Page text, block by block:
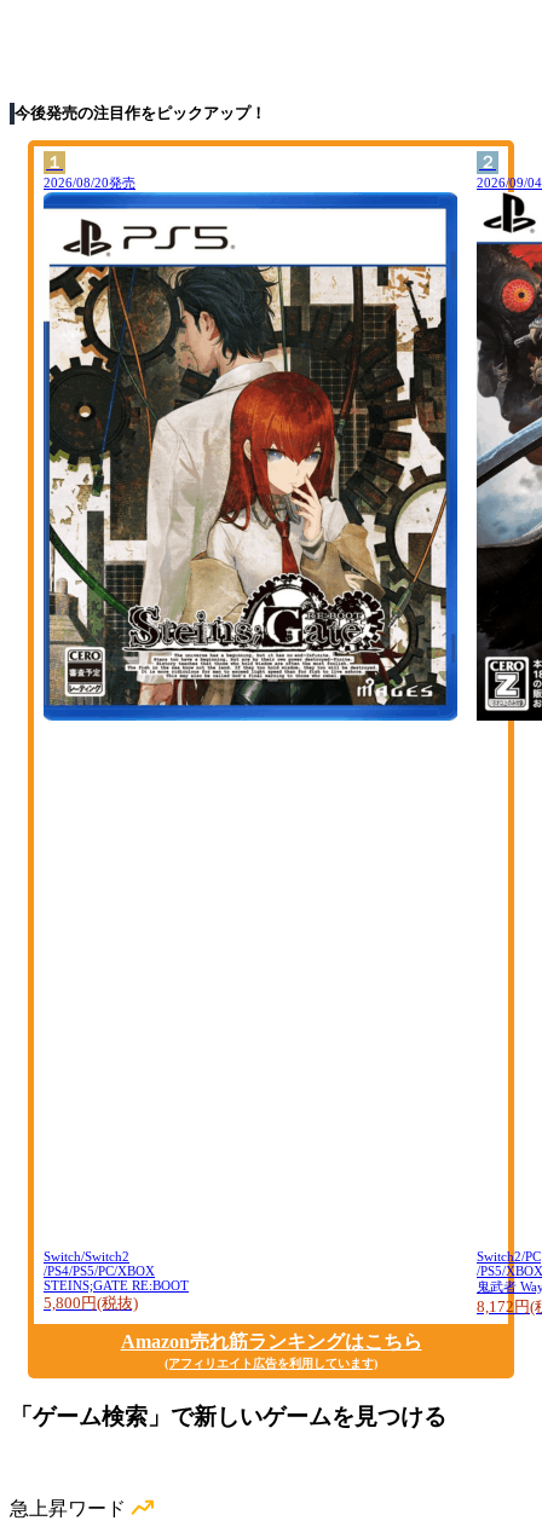
今後発売の注目作をピックアップ！
１
2026/08/20発売
Switch/Switch2
/PS4/PS5/PC/XBOX
STEINS;GATE RE:BOOT
5,800円(税抜)
２
2026/09/
Switch2/PC
/PS5/XBOX
鬼武者
8,172円(
Amazon売れ筋ランキングはこちら
(アフィリエイト広告を利用しています)
「ゲーム検索」で新しいゲームを見つける
急上昇ワード